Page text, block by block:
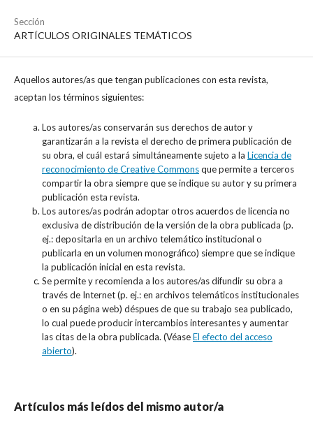
Sección
ARTÍCULOS ORIGINALES TEMÁTICOS
Aquellos autores/as que tengan publicaciones con esta revista,
aceptan los términos siguientes:
Los autores/as conservarán sus derechos de autor y
garantizarán a la revista el derecho de primera publicación de
su obra, el cuál estará simultáneamente sujeto a la Licencia de
reconocimiento de Creative Commonsque permite a terceros
compartir la obra siempre que se indique su autor y su primera
publicación esta revista.
Los autores/as podrán adoptar otros acuerdos de licencia no
exclusiva de distribución de la versión de la obra publicada (p.
ej.: depositarla en un archivo telemático institucional o
publicarla en un volumen monográfico) siempre que se indique
la publicación inicial en esta revista.
Se permite y recomienda a los autores/as difundir su obra a
través de Internet (p. ej.: en archivos telemáticos institucionales
o en su página web) déspues de que su trabajo sea publicado,
lo cual puede producir intercambios interesantes y aumentar
las citas de la obra publicada. (VéaseEl efecto del acceso
abierto).
Artículos más leídos del mismo autor/a